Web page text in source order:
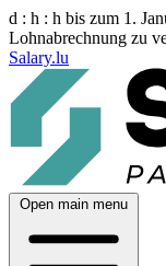
d : h : h bis zum 1.
Lohnabrechnung zu
Salary.lu
Open main menu